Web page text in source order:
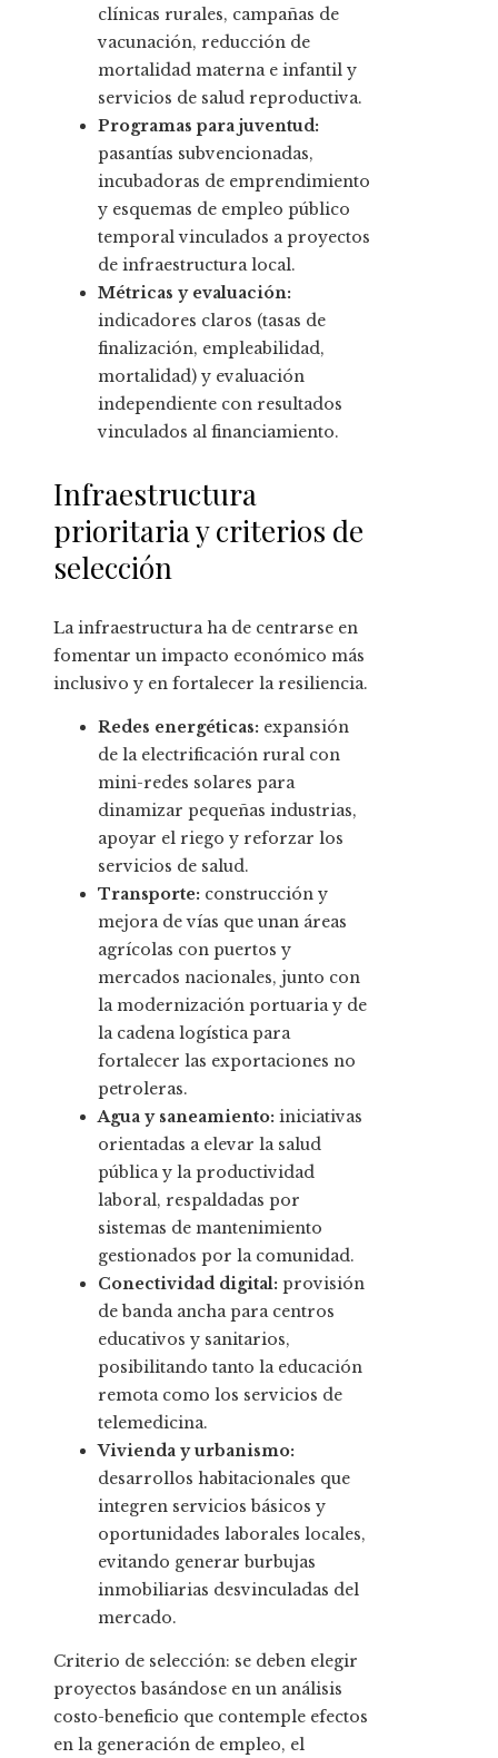
clínicas rurales, campañas de
vacunación, reducción de
mortalidad materna e infantil y
servicios de salud reproductiva.
Programas para juventud:
pasantías subvencionadas,
incubadoras de emprendimiento
y esquemas de empleo público
temporal vinculados a proyectos
de infraestructura local.
Métricas y evaluación:
indicadores claros (tasas de
finalización, empleabilidad,
mortalidad) y evaluación
independiente con resultados
vinculados al financiamiento.
Infraestructura
prioritaria y criterios de
selección
La infraestructura ha de centrarse en
fomentar un impacto económico más
inclusivo y en fortalecer la resiliencia.
Redes energéticas: expansión
de la electrificación rural con
mini-redes solares para
dinamizar pequeñas industrias,
apoyar el riego y reforzar los
servicios de salud.
Transporte: construcción y
mejora de vías que unan áreas
agrícolas con puertos y
mercados nacionales, junto con
la modernización portuaria y de
la cadena logística para
fortalecer las exportaciones no
petroleras.
Agua y saneamiento: iniciativas
orientadas a elevar la salud
pública y la productividad
laboral, respaldadas por
sistemas de mantenimiento
gestionados por la comunidad.
Conectividad digital: provisión
de banda ancha para centros
educativos y sanitarios,
posibilitando tanto la educación
remota como los servicios de
telemedicina.
Vivienda y urbanismo:
desarrollos habitacionales que
integren servicios básicos y
oportunidades laborales locales,
evitando generar burbujas
inmobiliarias desvinculadas del
mercado.
Criterio de selección: se deben elegir
proyectos basándose en un análisis
costo-beneficio que contemple efectos
en la generación de empleo, el